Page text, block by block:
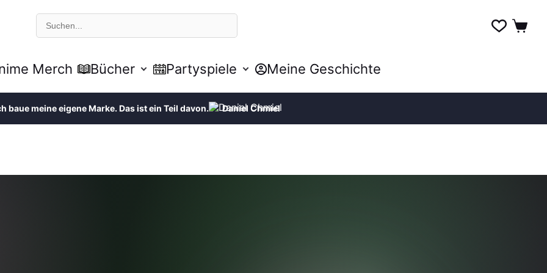
S
c
e
Merch Bücher Partyspiele Meine Geschichte
baue meine eigene Marke. Das ist ein Teil davon.
Daniel Chmiel